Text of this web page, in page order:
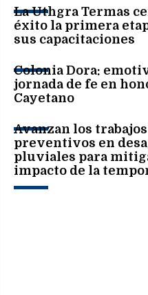
La Uthgra Termas
éxito la primera
sus capacitaciones
Colonia Dora:
jornada de fe en
Cayetano
Avanzan los trabajos
preventivos en
pluviales para
impacto de la
lluvias